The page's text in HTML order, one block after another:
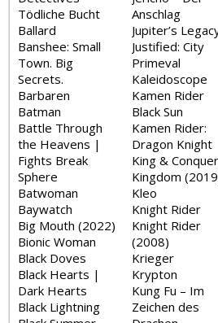
Tödliche Bucht
Ballard
Banshee: Small
Town. Big
Secrets.
Barbaren
Batman
Battle Through
the Heavens |
Fights Break
Sphere
Batwoman
Baywatch
Big Mouth (2022)
Bionic Woman
Black Doves
Black Hearts |
Dark Hearts
Black Lightning
Anschlag
Jupiter’s
Justified: City
Primeval
Kaleidoscope
Kamen Rider
Black Sun
Kamen Rider:
Dragon Knight
King &
Kingdom
Kleo
Knight Rider
Knight Rider
(2008)
Krieger
Krypton
Kung Fu – Im
Zeichen des